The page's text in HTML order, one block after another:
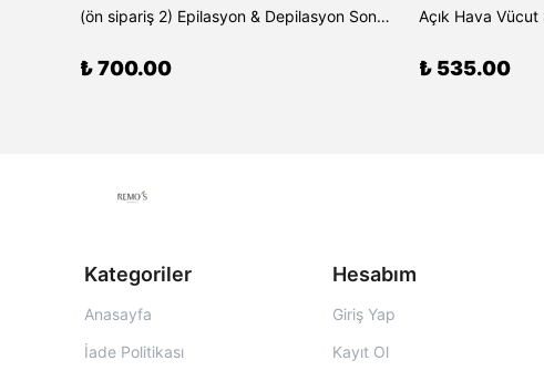
(ön sipariş 2) Epilasyon & Depilasyon Sonrası Tüy Azaltıcı Losyon 100 ml
₺ 700.00 ₺ 535.00
Kategoriler
Anasayfa
İade Politikası
Hesabım
Giriş Yap
Kayıt Ol